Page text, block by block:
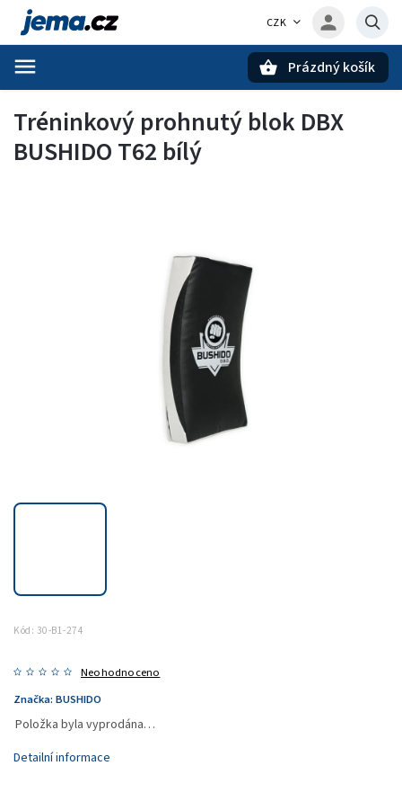
CZK
Prázdný košík
Tréninkový prohnutý blok DBX
BUSHIDO T62 bílý
Kód: 30-B1-274
Neohodnoceno
Značka: BUSHIDO
Položka byla vyprodána…
Detailní informace